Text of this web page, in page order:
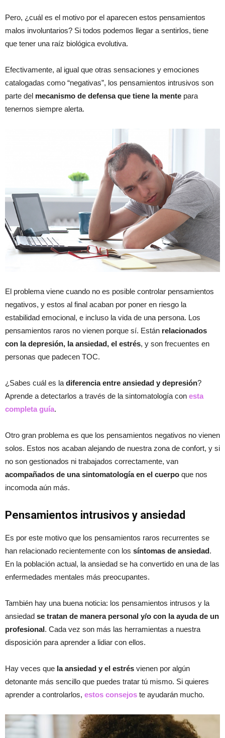
Pero, ¿cuál es el motivo por el aparecen estos pensamientos
malos involuntarios? Si todos podemos llegar a sentirlos, tiene
que tener una raíz biológica evolutiva.
Efectivamente, al igual que otras sensaciones y emociones
catalogadas como “negativas”, los pensamientos intrusivos son
parte del mecanismo de defensa que tiene la mente para
tenernos siempre alerta.
El problema viene cuando no es posible controlar pensamientos
negativos, y estos al final acaban por poner en riesgo la
estabilidad emocional, e incluso la vida de una persona. Los
pensamientos raros no vienen porque sí. Están relacionados
con la depresión, la ansiedad, el estrés, y son frecuentes en
personas que padecen TOC.
¿Sabes cuál es la diferencia entre ansiedad y depresión?
Aprende a detectarlos a través de la sintomatología con esta
completa guía.
Otro gran problema es que los pensamientos negativos no vienen
solos. Estos nos acaban alejando de nuestra zona de confort, y si
no son gestionados ni trabajados correctamente, van
acompañados de una sintomatología en el cuerpo que nos
incomoda aún más.
Pensamientos intrusivos y ansiedad
Es por este motivo que los pensamientos raros recurrentes se
han relacionado recientemente con los síntomas de ansiedad.
En la población actual, la ansiedad se ha convertido en una de las
enfermedades mentales más preocupantes.
También hay una buena noticia: los pensamientos intrusos y la
ansiedad se tratan de manera personal y/o con la ayuda de un
profesional. Cada vez son más las herramientas a nuestra
disposición para aprender a lidiar con ellos.
Hay veces que la ansiedad y el estrés vienen por algún
detonante más sencillo que puedes tratar tú mismo. Si quieres
aprender a controlarlos, estos consejos te ayudarán mucho.